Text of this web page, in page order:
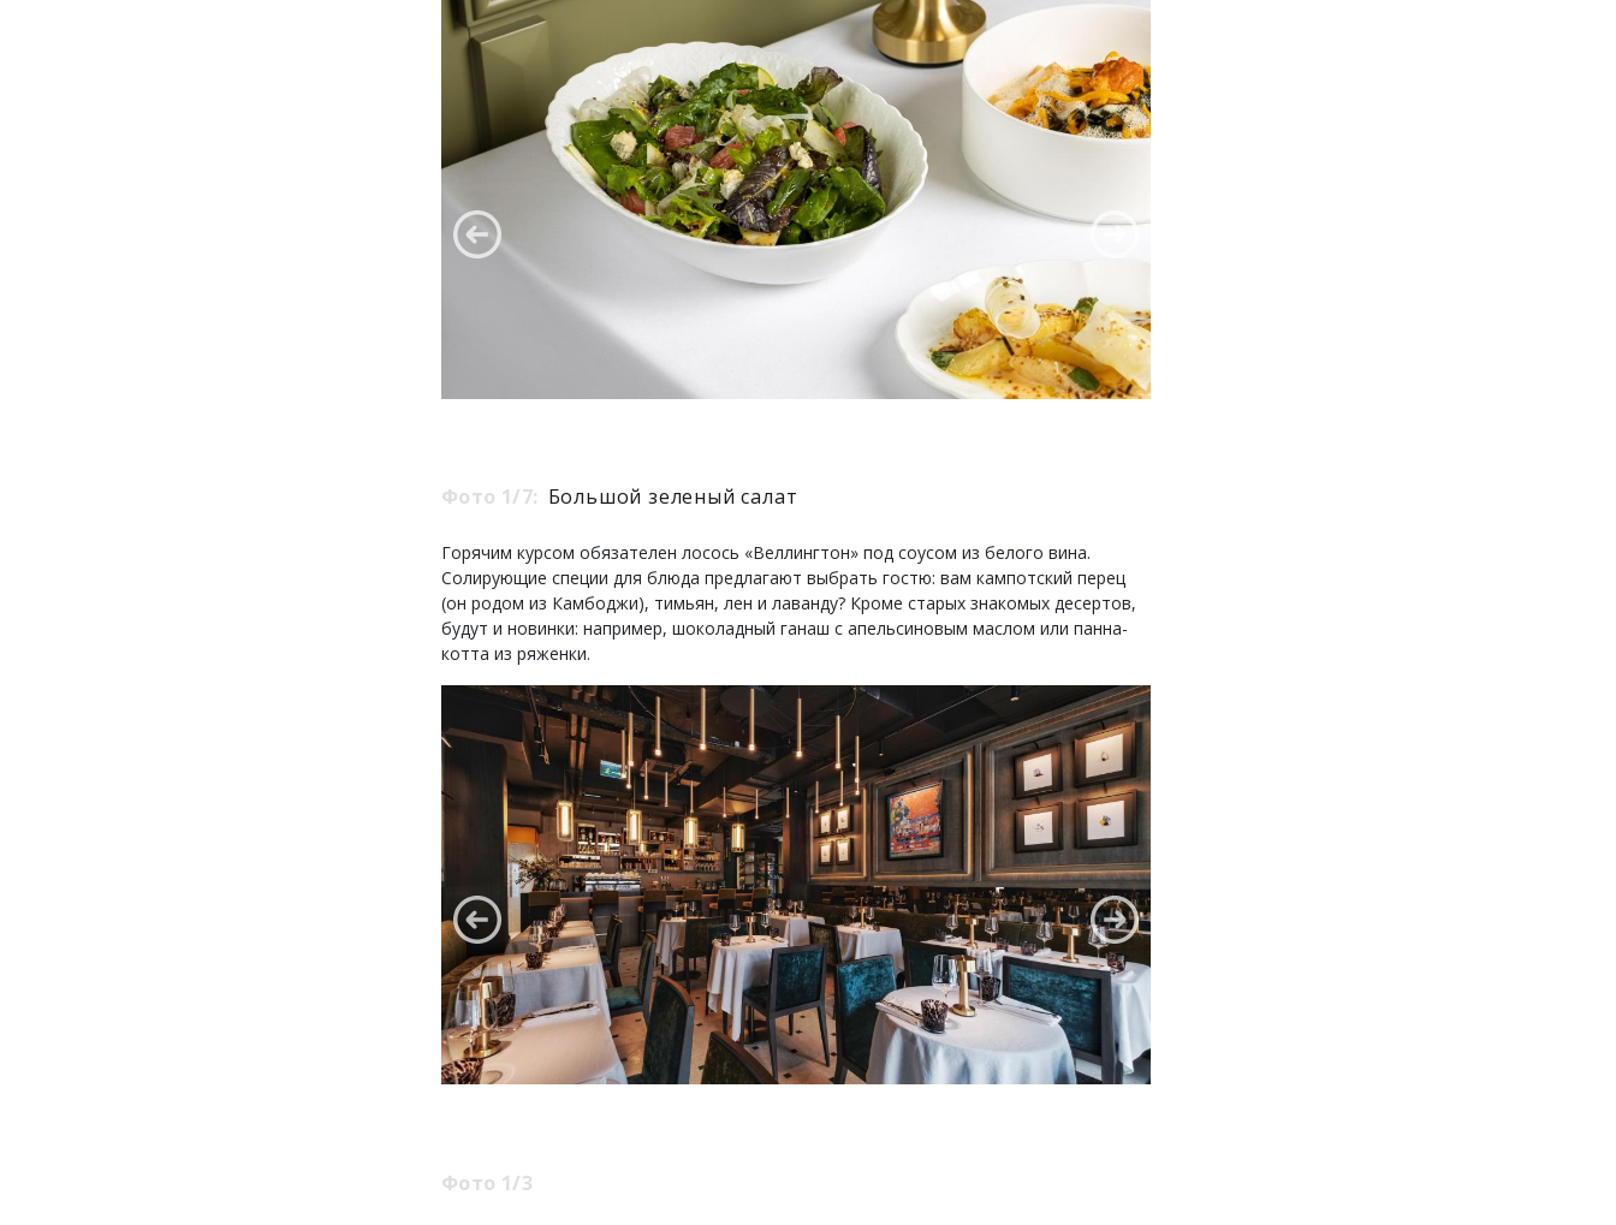
Фото 1/7: Большой зеленый салат
Горячим курсом обязателен лосось «Веллингтон» под соусом из белого вина.
Солирующие специи для блюда предлагают выбрать гостю: вам кампотский перец
(он родом из Камбоджи), тимьян, лен и лаванду? Кроме старых знакомых десертов,
будут и новинки: например, шоколадный ганаш с апельсиновым маслом или панна-
котта из ряженки.
Фото 1/3